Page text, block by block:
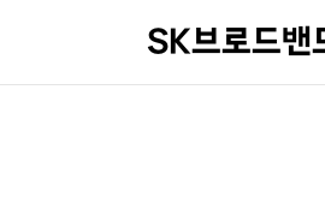
SK브로드밴